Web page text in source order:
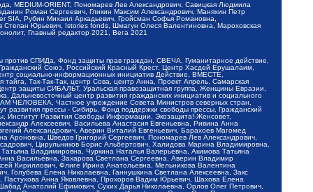
MEDIUM-ORIENT, Пономарев Лев Александрович, Савицкая Людмила
Роман Сергеевич, Гликин Максим Александрович, Маняхин Петр
Рубин Михаил Аркадьевич, Гройсман Софья Романовна,
Юрьевич, Istories fonds, Шмагун Олеся Валентиновна, Мароховская
Главный редактор 2021, Вега 2021
СПИДа, Фонд защиты прав граждан, СВЕЧА, Гуманитарное действие,
Союз, Российский Красный Крест, Центр Хасдей Ерушалаим,
социально-информационных инициатив Действие, ВМЕСТЕ,
Так-Так-Так, центр Сова, центр Анна, Проект Апрель, Самарская
защиты СИБАЛЬТ, Уральская правозащитная группа, Женщины Евразии,
Дальневосточный центр развития гражданских инициатив и социального
ЧЕЛОВЕКА, Частное учреждение Совета Министров северных стран,
прессы - Сибирь, Фонд поддержки свободы прессы, Гражданский
Институт Развития Свободы Информации, Экозащита!-Женсовет,
Алексеевич, Васильева Анастасия Евгеньевна, Ривина Анна
Александрович, Аверин Виталий Евгеньевич, Барахоев Магомед
Шведов Григорий Сергеевич, Пономарев Лев Александрович,
Цирульников Борис Альбертович, Халидова Марина Владимировна,
Владимировна, Чуркина Наталья Валерьевна, Акимова Татьяна
Васильевна, Захарова Светлана Сергеевна, Аверин Владимир
Кириллович, Флиге Ирина Анатольевна, Мельникова Валентина
Елена Николаевна, Ганнушкина Светлана Алексеевна, Закс
Анна Яковлевна, Прохоров Вадим Юрьевич, Шахова Елена
Анатолий Ефимович, Сухих Дарья Николаевна, Орлов Олег Петрович,